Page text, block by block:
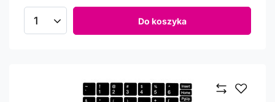
Ilość produktów Do koszyka